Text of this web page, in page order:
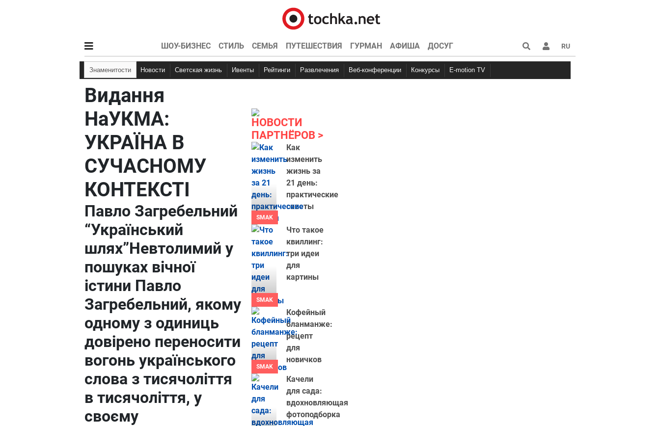
ШОУ-БИЗНЕС СТИЛЬ СЕМЬЯ ПУТЕШЕСТВИЯ ГУРМАН АФИША ДОСУГ RU
Знаменитости Новости Светская жизнь Ивенты Рейтинги Развлечения Веб-конференции Конкурсы E-motion TV
Видання
НаУКМА:
УКРАЇНА В
СУЧАСНОМУ
КОНТЕКСТІ
Павло Загребельний
“Український
шлях”Невтолимий у
пошуках вічної
істини Павло
Загребельний, якому
одному з одиниць
довірено переносити
вогонь українського
слова з тисячоліття
в тисячоліття, у
своєму
НОВОСТИ
ПАРТНЁРОВ
SMAK
Как
изменить
жизнь за
21 день:
практические
советы
SMAK
Что такое
квиллинг:
три идеи
для
картины
SMAK
Кофейный
бланманже:
рецепт
для
новичков
Качели
для сада:
вдохновляющая
фотоподборка